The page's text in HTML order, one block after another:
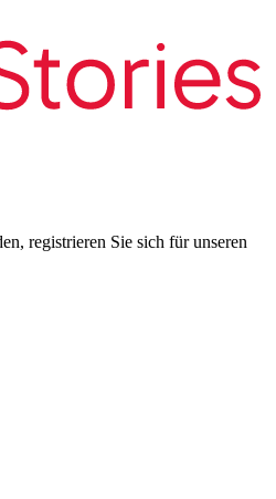
registrieren Sie sich für unseren